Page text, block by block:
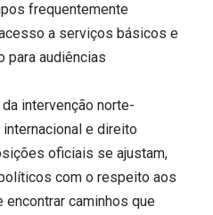
frequentemente
a serviços básicos e
para audiências
intervenção norte-
e direito
oficiais se ajustam,
com o respeito aos
caminhos que